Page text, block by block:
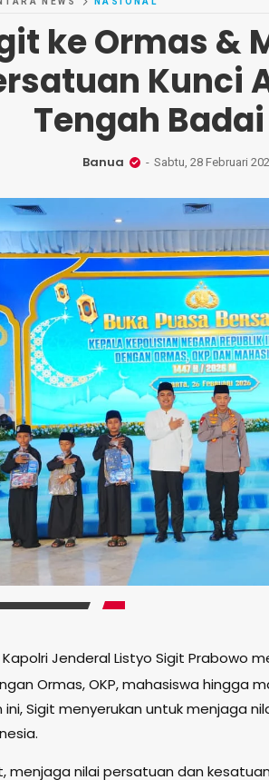
ke Ormas &
Kunci
Tengah
Banua Sabtu, 28 Februari
Kapolri Jenderal Listyo Sigit Prabowo
Ormas, OKP, mahasiswa hingga
Sigit menyerukan untuk menjaga
menjaga nilai persatuan dan